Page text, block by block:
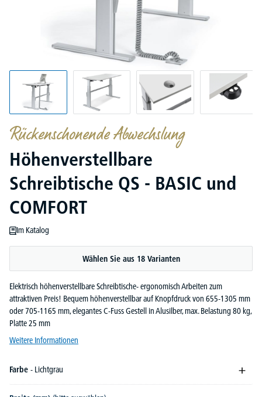
Rückenschonende Abwechslung
Höhenverstellbare
Schreibtische QS - BASIC und
COMFORT
Im Katalog
Wählen Sie aus 18 Varianten
Elektrisch höhenverstellbare Schreibtische- ergonomisch Arbeiten zum
attraktiven Preis! Bequem höhenverstellbar auf Knopfdruck von 655-1305 mm
oder 705-1165 mm, elegantes C-Fuss Gestell in Alusilber, max. Belastung 80 kg,
Platte 25 mm
Weitere Informationen
Farbe - Lichtgrau